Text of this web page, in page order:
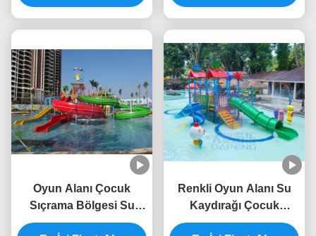
Oyun Alanı Çocuk
Sıçrama Bölgesi Su
Kaydırağı Anti UV ISO
Renkli Oyun Alanı Su
Kaydırağı Çocuk
Fiberglas Havuz